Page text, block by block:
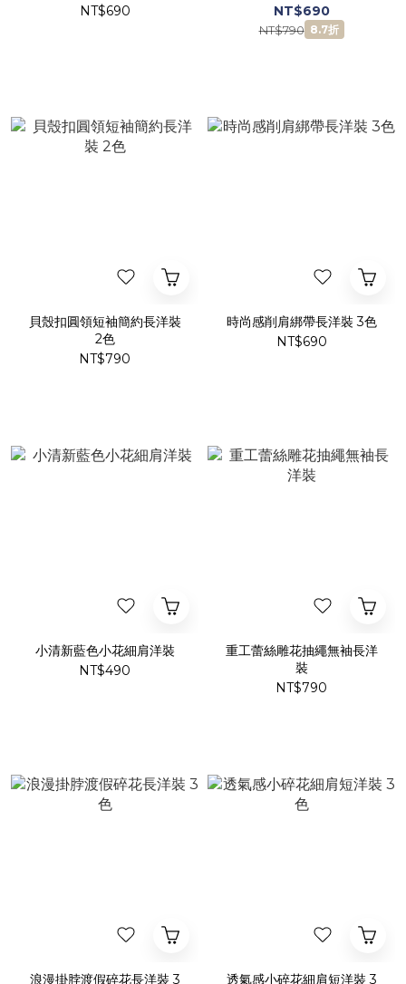
NT$690
NT$690
NT$790 8.7折
貝殼扣圓領短袖簡約長洋裝
2色
NT$790
時尚感削肩綁帶長洋裝 3色
NT$690
小清新藍色小花細肩洋裝
NT$490
重工蕾絲雕花抽繩無袖長洋
裝
NT$790
浪漫掛脖渡假碎花長洋裝 3 透氣感小碎花細肩短洋裝 3